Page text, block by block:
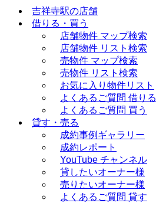
吉祥寺駅の店舗
借りる・買う
店舗物件 マップ検索
店舗物件 リスト検索
売物件 マップ検索
売物件 リスト検索
お気に入り物件リスト
よくあるご質問 借りる
よくあるご質問 買う
貸す・売る
成約事例ギャラリー
成約レポート
YouTube チャンネル
貸したいオーナー様
売りたいオーナー様
よくあるご質問 貸す